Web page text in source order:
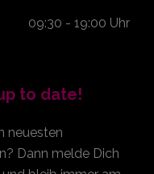
09:30 - 19:00 Uhr
to date!
neuesten
Dann melde Dich